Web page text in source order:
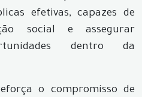
efetivas, capazes de
social e assegurar
dentro da
o compromisso de